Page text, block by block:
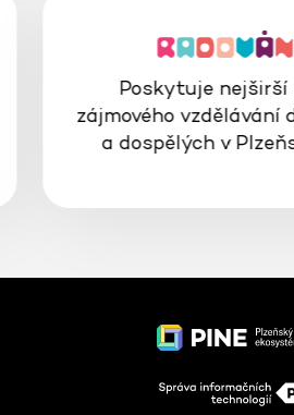
Poskytuje nejširší
zájmového vzdělávání
a dospělých v